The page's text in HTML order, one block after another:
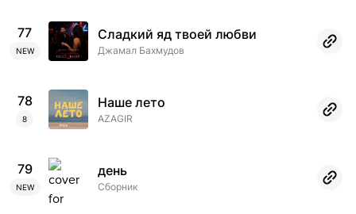
77
NEW
Сладкий яд твоей любви
Джамал Бахмудов
78
8
Наше лето
AZAGIR
79
NEW
день
Сборник